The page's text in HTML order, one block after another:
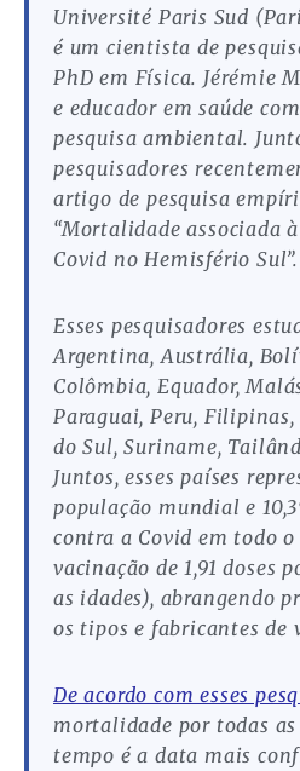
Université Paris Sud
é um cientista de
PhD em Física. Jérémie
e educador em saúde
pesquisa ambiental.
pesquisadores
artigo de pesquisa
“Mortalidade associada
Covid no Hemisfério Sul”.
Esses pesquisadores
Argentina, Austrália,
Colômbia, Equador,
Paraguai, Peru,
do Sul, Suriname,
Juntos, esses países
população mundial e
contra a Covid em todo
vacinação de 1,91 doses
as idades), abrangendo
os tipos e fabricantes de
De acordo com esses
mortalidade por todas
tempo é a data mais